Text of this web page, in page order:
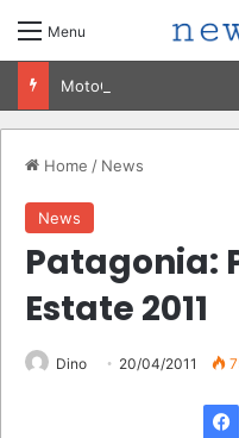
Menu
Home / News
News
Patagonia:
Estate 2011
Dino 20/04/2011